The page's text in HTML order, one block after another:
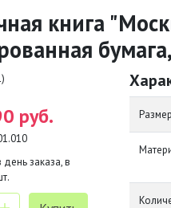
книга
руб.
заказа, в
Размер